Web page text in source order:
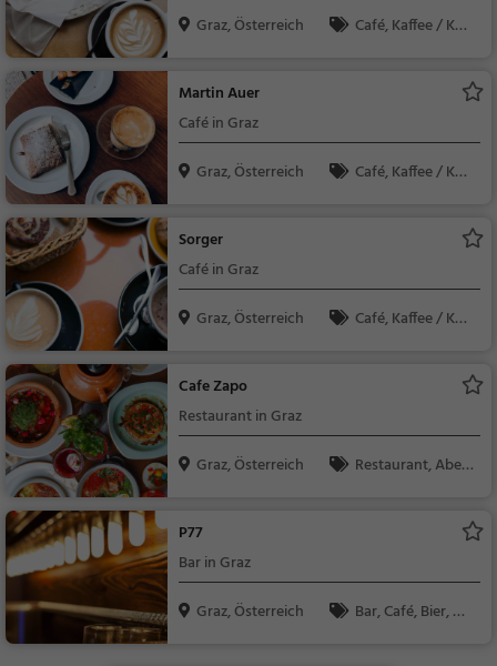
Graz, Österreich
Café, Kaffee / Kuc
Martin Auer
Café in Graz
Graz, Österreich
Café, Kaffee / Kuc
Sorger
Café in Graz
Graz, Österreich
Café, Kaffee / Kuc
ch, Snacks / Getränk
Cafe Zapo
Restaurant in Graz
Graz, Österreich
Restaurant, Aben
P77
Bar in Graz
Graz, Österreich
Bar, Café, Bier, W